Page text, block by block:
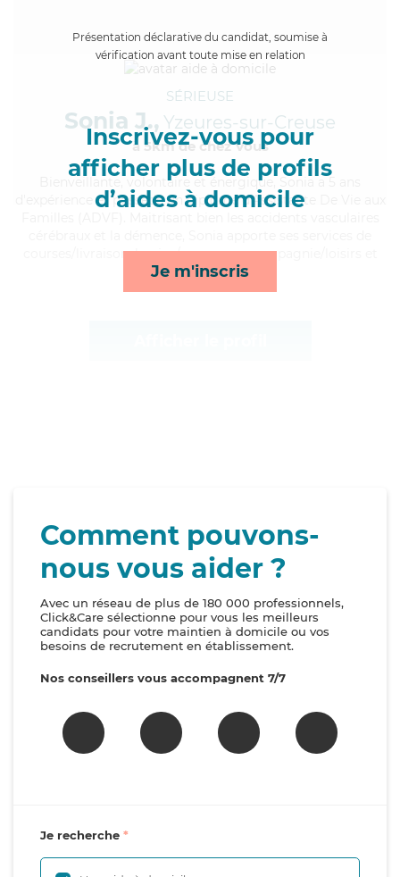
Présentation déclarative du candidat, soumise à
vérification avant toute mise en relation
Inscrivez-vous pour
afficher plus de profils
d’aides à domicile
Je m'inscris
SÉRIEUSE
Sonia J., Yzeures-sur-Creuse
à 5km de chez Vous
, volontaire et énergique, Sonia a 5 ans
d'expérience et possède un diplôme d'Assistante De Vie aux
courses/livraison, lessive/repassage, compagnie/loisirs et
surveillance de nuit*
Comment pouvons-
nous vous aider ?
Avec un réseau de plus de 180 000 professionnels,
Click&Care sélectionne pour vous les meilleurs
candidats pour votre maintien à domicile ou vos
besoins de recrutement en établissement.
Nos conseillers vous accompagnent 7/7
Je recherche